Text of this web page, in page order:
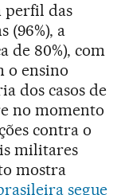
perfil das
(96%), a
de 80%), com
o ensino
dos casos de
no momento
contra o
militares
mostra
segue